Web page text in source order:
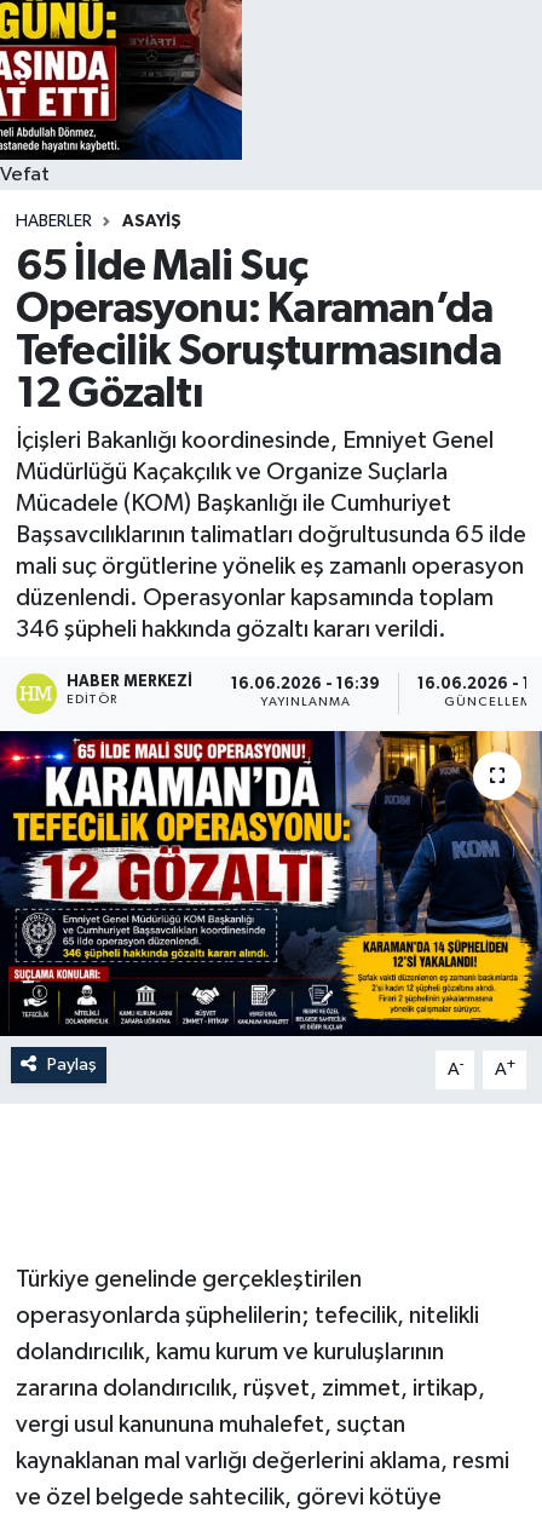
Vefat
HABERLER ASAYIŞ
65 İlde Mali Suç
Operasyonu: Karaman’da
Tefecilik Soruşturmasında
12 Gözaltı
İçişleri Bakanlığı koordinesinde, Emniyet Genel
Müdürlüğü Kaçakçılık ve Organize Suçlarla
Mücadele (KOM) Başkanlığı ile Cumhuriyet
Başsavcılıklarının talimatları doğrultusunda 65 ilde
mali suç örgütlerine yönelik eş zamanlı operasyon
düzenlendi. Operasyonlar kapsamında toplam
346 şüpheli hakkında gözaltı kararı verildi.
HABER MERKEZI
EDITÖR
16.06.2026 - 16:39
YAYINLANMA
16.06.2026 -
GÜNCELLEME
Paylaş A- A+
Türkiye genelinde gerçekleştirilen
operasyonlarda şüphelilerin; tefecilik, nitelikli
dolandırıcılık, kamu kurum ve kuruluşlarının
zararına dolandırıcılık, rüşvet, zimmet, irtikap,
vergi usul kanununa muhalefet, suçtan
kaynaklanan mal varlığı değerlerini aklama, resmi
ve özel belgede sahtecilik, görevi kötüye
Siyaset
Spor
Vefat Edenler
Video Galeri